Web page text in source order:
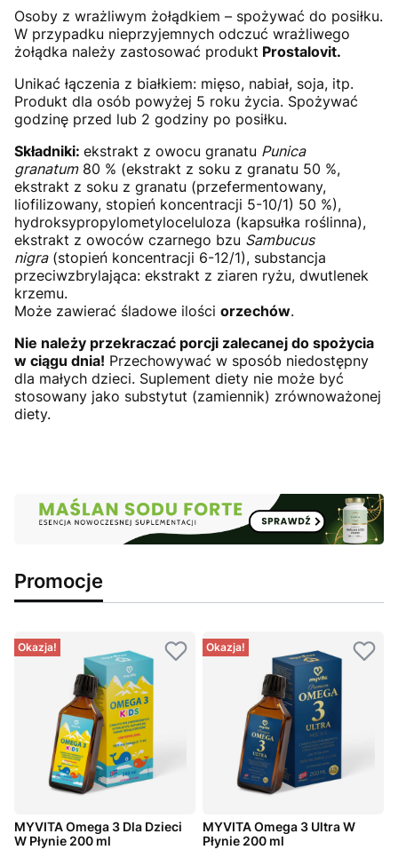
Osoby z wrażliwym żołądkiem – spożywać do posiłku.
W przypadku nieprzyjemnych odczuć wrażliwego
żołądka należy zastosować produkt Prostalovit.
Unikać łączenia z białkiem: mięso, nabiał, soja, itp.
Produkt dla osób powyżej 5 roku życia. Spożywać
godzinę przed lub 2 godziny po posiłku.
Składniki: ekstrakt z owocu granatu Punica
granatum80 % (ekstrakt z soku z granatu 50 %,
ekstrakt z soku z granatu (przefermentowany,
liofilizowany, stopień koncentracji 5-10/1) 50 %),
hydroksypropylometyloceluloza (kapsułka roślinna),
ekstrakt z owoców czarnego bzu Sambucus
nigra(stopień koncentracji 6-12/1), substancja
przeciwzbrylająca: ekstrakt z ziaren ryżu, dwutlenek
krzemu.
Może zawierać śladowe ilości orzechów.
Nie należy przekraczać porcji zalecanej do spożycia
w ciągu dnia! Przechowywać w sposób niedostępny
dla małych dzieci. Suplement diety nie może być
stosowany jako substytut (zamiennik) zrównoważonej
diety.
Promocje
Okazja!
MYVITA Omega 3 Dla Dzieci
W Płynie 200 ml
Okazja!
MYVITA Omega 3 Ultra W
Płynie 200 ml